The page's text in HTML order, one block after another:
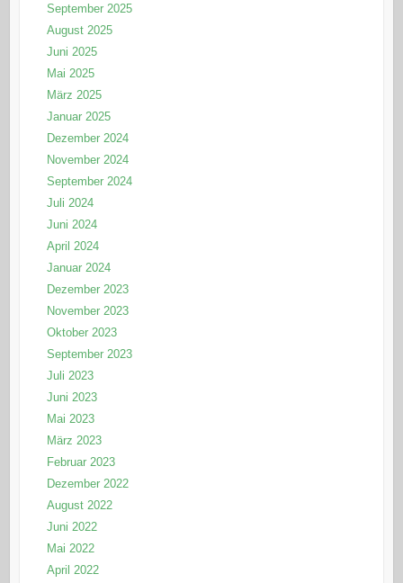
September 2025
August 2025
Juni 2025
Mai 2025
März 2025
Januar 2025
Dezember 2024
November 2024
September 2024
Juli 2024
Juni 2024
April 2024
Januar 2024
Dezember 2023
November 2023
Oktober 2023
September 2023
Juli 2023
Juni 2023
Mai 2023
März 2023
Februar 2023
Dezember 2022
August 2022
Juni 2022
Mai 2022
April 2022